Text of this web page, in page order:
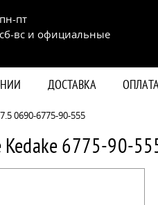
пт
вс и официальные
ДОСТАВКА
0690-6775-90-555
6775-90-